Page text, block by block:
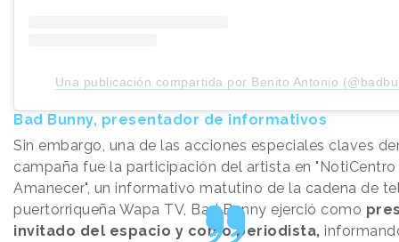
Una publicación compartida por Benito Antonio
Bad Bunny, presentador de informativos
Sin embargo, una de las acciones especiales claves
campaña fue la participación del artista en "NotiCentro
Amanecer", un informativo matutino de la cadena de
puertorriqueña Wapa TV, Bad Bunny ejerció como
invitado del espacio y como periodista,